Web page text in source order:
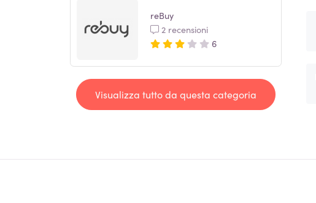
reBuy
2 recensioni
6
Visualizza tutto da questa categoria